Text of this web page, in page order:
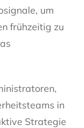
um
frühzeitig zu
in
Strategie